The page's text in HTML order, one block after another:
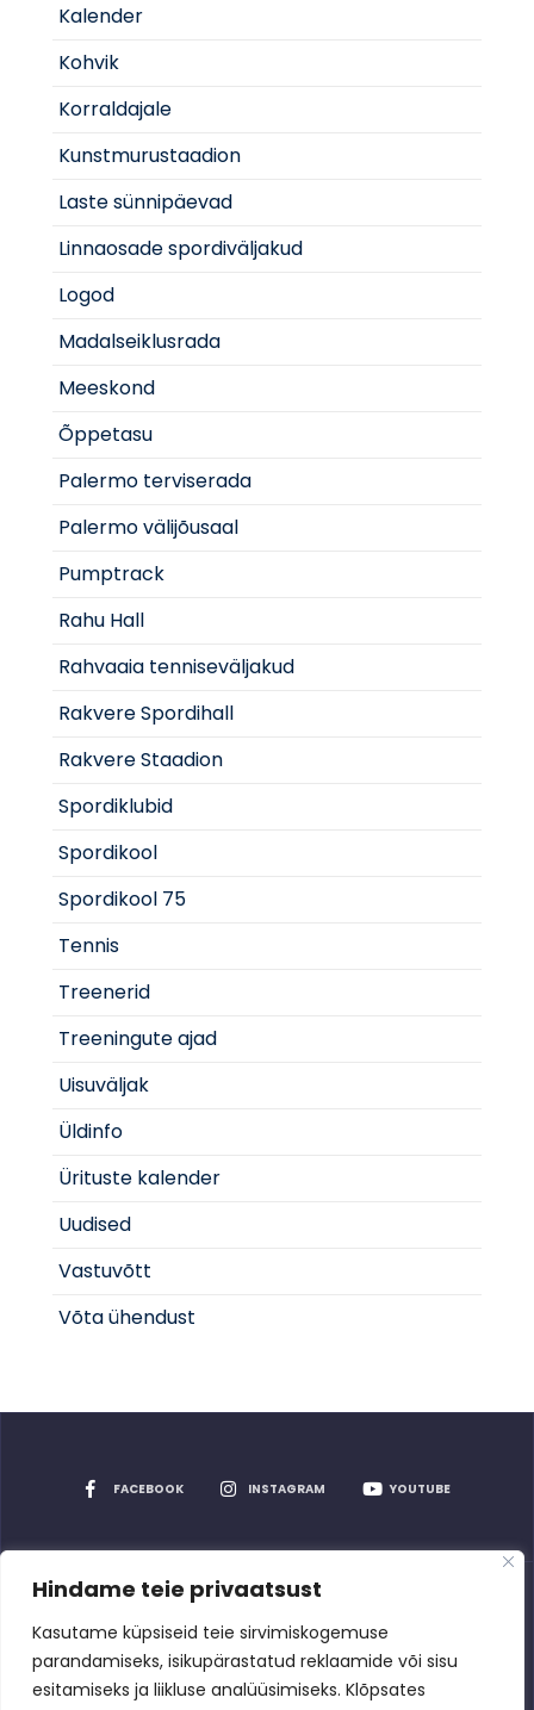
Hindame teie privaatsust
Kasutame küpsiseid teie sirvimiskogemuse
parandamiseks, isikupärastatud reklaamide või sisu
esitamiseks ja liikluse analüüsimiseks. Klõpsates
Kalender
Kohvik
Korraldajale
Kunstmurustaadion
Laste sünnipäevad
Linnaosade spordiväljakud
Logod
Madalseiklusrada
Meeskond
Õppetasu
Palermo terviserada
Palermo välijõusaal
Pumptrack
Rahu Hall
Rahvaaia tenniseväljakud
Rakvere Spordihall
Rakvere Staadion
Spordiklubid
Spordikool
Spordikool 75
Tennis
Treenerid
Treeningute ajad
Uisuväljak
Üldinfo
Ürituste kalender
Uudised
Vastuvõtt
Võta ühendust
FACEBOOK INSTAGRAM YOUTUBE